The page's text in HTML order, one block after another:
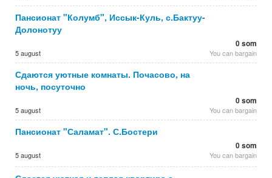
Пансионат "Колумб", Иссык-Куль, с.Бактуу-
Долонотуу
5 august
0 som
You can bargain
Сдаются уютные комнаты. Почасово, на
ночь, посуточно
5 august
0 som
You can bargain
Пансионат "Саламат". С.Бостери
5 august
0 som
You can bargain